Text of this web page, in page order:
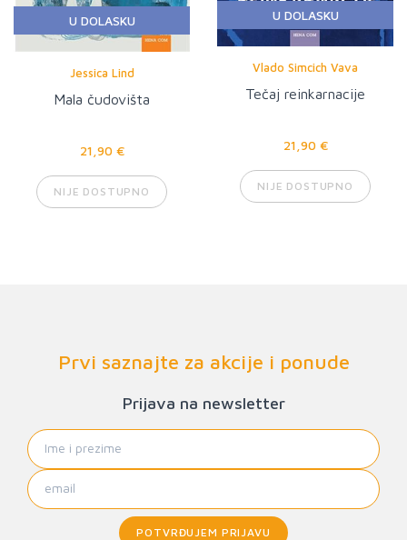
U DOLASKU
Jessica Lind
Mala čudovišta
21,90 €
NIJE DOSTUPNO
U DOLASKU
Vlado Simcich Vava
Tečaj reinkarnacije
21,90 €
NIJE DOSTUPNO
Prvi saznajte za akcije i ponude
Prijava na newsletter
POTVRĐUJEM PRIJAVU